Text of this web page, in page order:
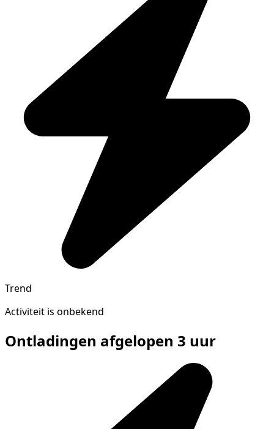
Trend
Activiteit is onbekend
Ontladingen afgelopen 3 uur